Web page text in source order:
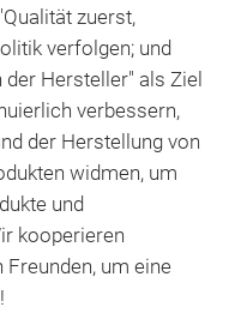
zuerst,
verfolgen; und
Hersteller" als Ziel
verbessern,
der Herstellung von
widmen, um
und
kooperieren
um eine